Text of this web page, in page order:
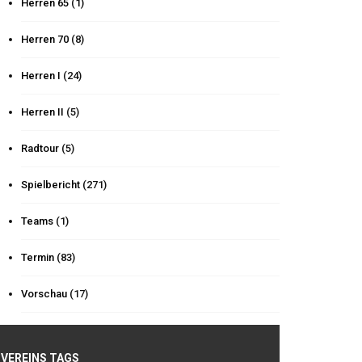
Herren 65 (1)
Herren 70 (8)
Herren I (24)
Herren II (5)
Radtour (5)
Spielbericht (271)
Teams (1)
Termin (83)
Vorschau (17)
VEREINS TAGS